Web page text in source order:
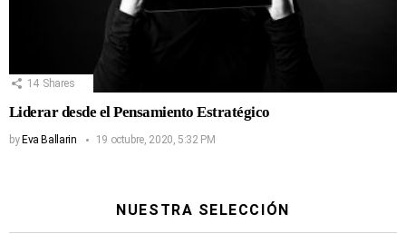
14 Shares
Liderar desde el Pensamiento Estratégico
by Eva Ballarin 19 octubre, 2020, 5:32 PM
NUESTRA SELECCIÓN